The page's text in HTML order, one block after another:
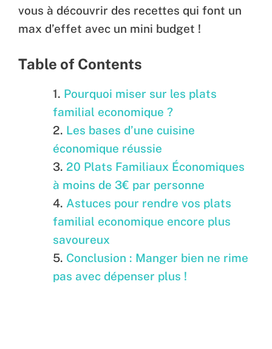
vous à découvrir des recettes qui font un
max d’effet avec un mini budget !
Table of Contents
Pourquoi miser sur les plats
familial economique ?
Les bases d’une cuisine
économique réussie
20 Plats Familiaux Économiques
à moins de 3€ par personne
Astuces pour rendre vos plats
familial economique encore plus
savoureux
Conclusion : Manger bien ne rime
pas avec dépenser plus !